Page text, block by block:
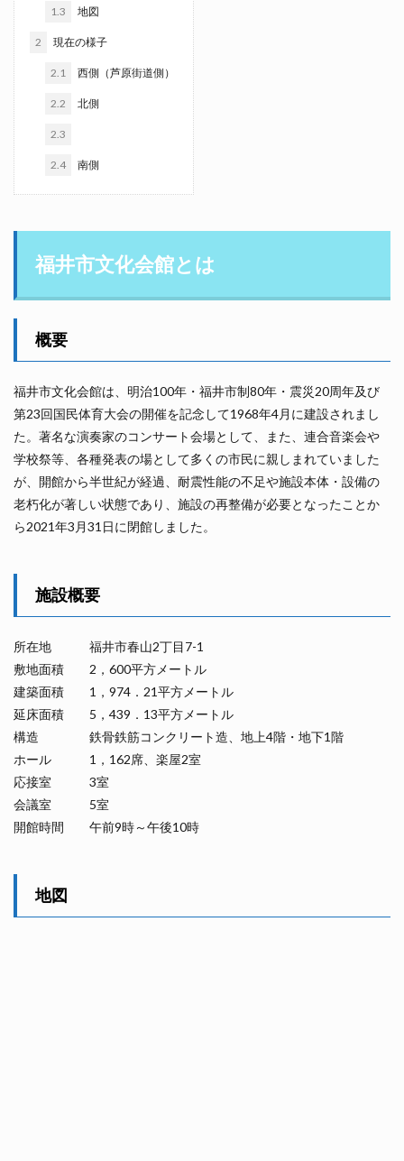
1.3 地図
2 現在の様子
2.1 西側（芦原街道側）
2.2 北側
2.3
2.4 南側
福井市文化会館とは
概要
福井市文化会館は、明治100年・福井市制80年・震災20周年及び
第23回国民体育大会の開催を記念して1968年4月に建設されまし
た。著名な演奏家のコンサート会場として、また、連合音楽会や
学校祭等、各種発表の場として多くの市民に親しまれていました
が、開館から半世紀が経過、耐震性能の不足や施設本体・設備の
老朽化が著しい状態であり、施設の再整備が必要となったことか
ら2021年3月31日に閉館しました。
施設概要
所在地 福井市春山2丁目7-1
敷地面積 2，600平方メートル
建築面積 1，974．21平方メートル
延床面積 5，439．13平方メートル
構造 鉄骨鉄筋コンクリート造、地上4階・地下1階
ホール 1，162席、楽屋2室
応接室 3室
会議室 5室
開館時間 午前9時～午後10時
地図